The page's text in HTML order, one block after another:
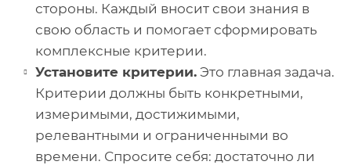
стороны. Каждый вносит свои знания в
свою область и помогает сформировать
комплексные критерии.
Установите критерии. Это главная задача.
Критерии должны быть конкретными,
измеримыми, достижимыми,
релевантными и ограниченными во
времени. Спросите себя: достаточно ли